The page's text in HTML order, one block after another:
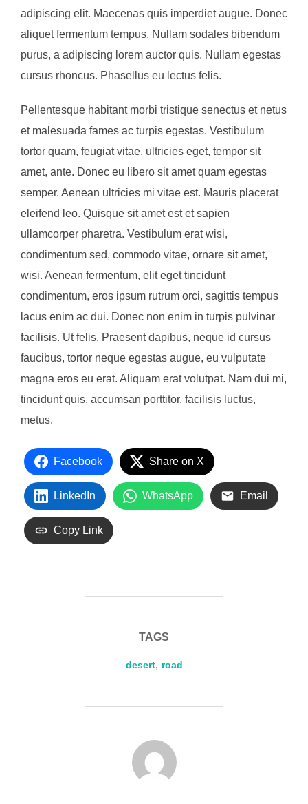
adipiscing elit. Maecenas quis imperdiet augue. Donec
aliquet fermentum tempus. Nullam sodales bibendum
purus, a adipiscing lorem auctor quis. Nullam egestas
cursus rhoncus. Phasellus eu lectus felis.
Pellentesque habitant morbi tristique senectus et netus
et malesuada fames ac turpis egestas. Vestibulum
tortor quam, feugiat vitae, ultricies eget, tempor sit
amet, ante. Donec eu libero sit amet quam egestas
semper. Aenean ultricies mi vitae est. Mauris placerat
eleifend leo. Quisque sit amet est et sapien
ullamcorper pharetra. Vestibulum erat wisi,
condimentum sed, commodo vitae, ornare sit amet,
wisi. Aenean fermentum, elit eget tincidunt
condimentum, eros ipsum rutrum orci, sagittis tempus
lacus enim ac dui. Donec non enim in turpis pulvinar
facilisis. Ut felis. Praesent dapibus, neque id cursus
faucibus, tortor neque egestas augue, eu vulputate
magna eros eu erat. Aliquam erat volutpat. Nam dui mi,
tincidunt quis, accumsan porttitor, facilisis luctus,
metus.
Facebook Share on X
LinkedIn WhatsApp Email
Copy Link
TAGS
desert, road
POST AUTHOR